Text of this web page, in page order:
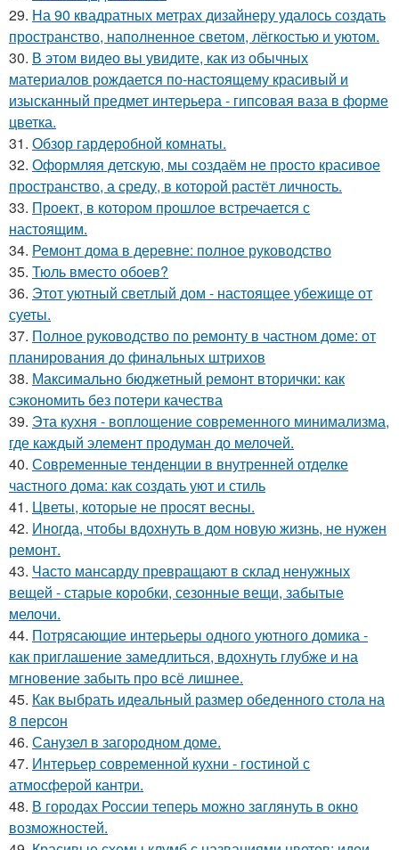
29. На 90 квадратных метрах дизайнеру удалось создать
пространство, наполненное светом, лёгкостью и уютом.
30. В этом видео вы увидите, как из обычных
материалов рождается по-настоящему красивый и
изысканный предмет интерьера - гипсовая ваза в форме
цветка.
31. Обзор гардеробной комнаты.
32. Оформляя детскую, мы создаём не просто красивое
пространство, а среду, в которой растёт личность.
33. Проект, в котором прошлое встречается с
настоящим.
34. Ремонт дома в деревне: полное руководство
35. Тюль вместо обоев?
36. Этот уютный светлый дом - настоящее убежище от
суеты.
37. Полное руководство по ремонту в частном доме: от
планирования до финальных штрихов
38. Максимально бюджетный ремонт вторички: как
сэкономить без потери качества
39. Эта кухня - воплощение современного минимализма,
где каждый элемент продуман до мелочей.
40. Современные тенденции в внутренней отделке
частного дома: как создать уют и стиль
41. Цветы, которые не просят весны.
42. Иногда, чтобы вдохнуть в дом новую жизнь, не нужен
ремонт.
43. Часто мансарду превращают в склад ненужных
вещей - старые коробки, сезонные вещи, забытые
мелочи.
44. Потрясающие интерьеры одного уютного домика -
как приглашение замедлиться, вдохнуть глубже и на
мгновение забыть про всё лишнее.
45. Как выбрать идеальный размер обеденного стола на
8 персон
46. Санузел в загородном доме.
47. Интерьер современной кухни - гостиной с
атмосферой кантри.
48. В городах России тепеpь можно зaглянуть в окно
возмoжностей.